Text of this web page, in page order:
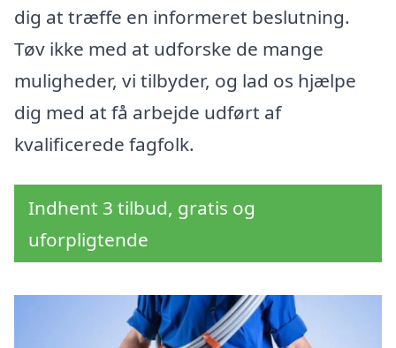
dig at træffe en informeret beslutning.
Tøv ikke med at udforske de mange
muligheder, vi tilbyder, og lad os hjælpe
dig med at få arbejde udført af
kvalificerede fagfolk.
Indhent 3 tilbud, gratis og
uforpligtende